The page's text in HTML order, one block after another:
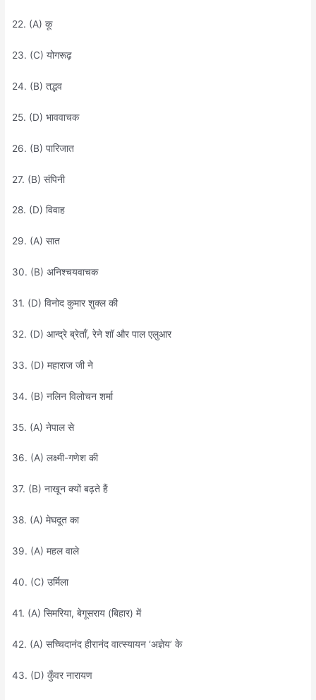
22. (A) कू
23. (C) योगरूढ़
24. (B) तद्भव
25. (D) भाववाचक
26. (B) पारिजात
27. (B) संपिनी
28. (D) विवाह
29. (A) सात
30. (B) अनिश्चयवाचक
31. (D) विनोद कुमार शुक्ल की
32. (D) आन्द्रे ब्रेताँ, रेने शॉ और पाल एलुआर
33. (D) महाराज जी ने
34. (B) नलिन विलोचन शर्मा
35. (A) नेपाल से
36. (A) लक्ष्मी-गणेश की
37. (B) नाखून क्यों बढ़ते हैं
38. (A) मेघदूत का
39. (A) महल वाले
40. (C) उर्मिला
41. (A) सिमरिया, बेगूसराय (बिहार) में
42. (A) सच्चिदानंद हीरानंद वात्स्यायन ‘अज्ञेय’ के
43. (D) कुँवर नारायण